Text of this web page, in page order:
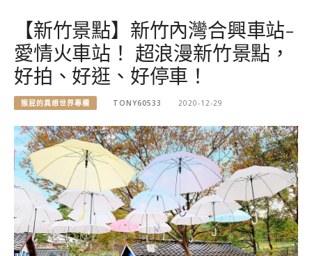
【新竹景點】新竹內灣合興車站-
愛情火車站！ 超浪漫新竹景點，
好拍、好逛、好停車！
猴屁的異想世界專欄 TONY60533 2020-12-29